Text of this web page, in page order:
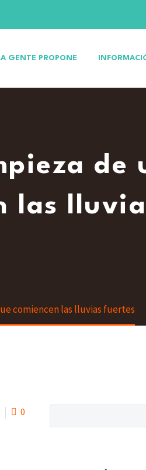
GENTE PROPONE
de
las
comiencen las lluvias fuertes
0